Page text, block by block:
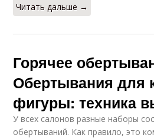
Читать дальше →
Горячее
Обертывания для
фигуры: техника
У всех салонов разные наборы
обертываний. Как правило, это